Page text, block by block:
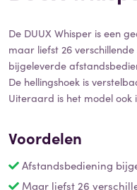
De DUUX Whisper is een
maar liefst 26
bijgeleverde
De hellingshoek is
Uiteraard is het model ook
Voordelen
Afstandsbediening
Maar liefst 26